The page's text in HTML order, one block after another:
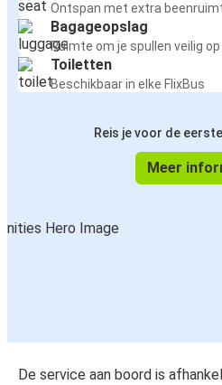
Ontspan met extra
Bagageopslag
Ruimte om je spullen veilig
Toiletten
Beschikbaar in elke FlixBus
Reis je voor de
Meer
De service aan boord is